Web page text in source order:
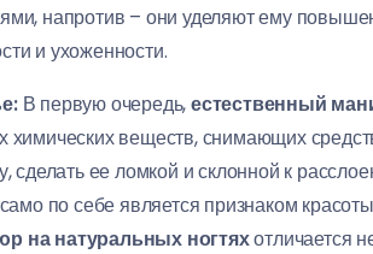
напротив – они уделяют ему
и ухоженности.
В первую очередь,естественный
химических веществ, снимающих
сделать ее ломкой и склонной к
по себе является признаком
на натуральных ногтяхотличается